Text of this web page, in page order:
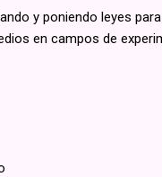
y poniendo leyes
en campos de